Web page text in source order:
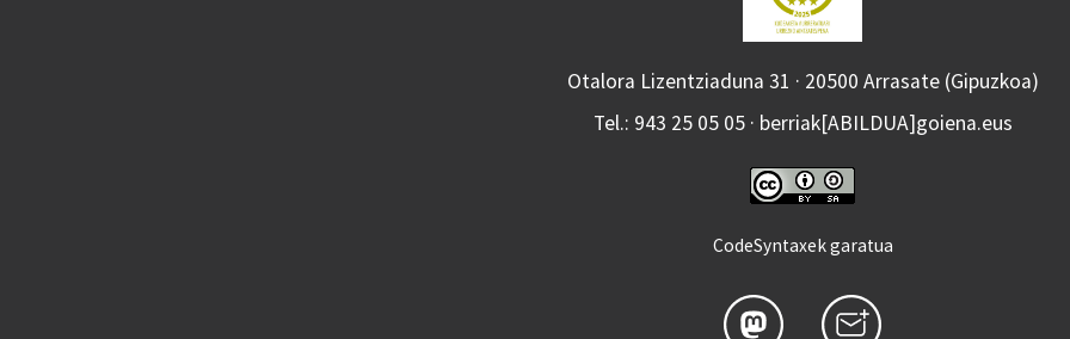
Otalora Lizentziaduna 31 · 20500 Arrasate (Gipuzkoa)
Tel.: 943 25 05 05 · berriak[ABILDUA]goiena.eus
CodeSyntaxek garatua